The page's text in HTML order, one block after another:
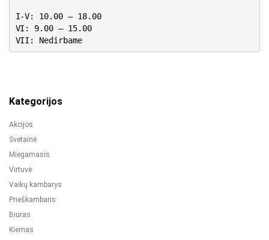
I-V: 10.00 – 18.00
VI: 9.00 – 15.00
VII: Nedirbame
Kategorijos
Akcijos
Svetainė
Miegamasis
Virtuvė
Vaikų kambarys
Prieškambaris
Biuras
Kiemas